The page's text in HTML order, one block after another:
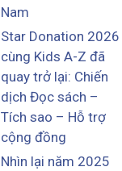
Nam
Star Donation 2026
cùng Kids A-Z đã
quay trở lại: Chiến
dịch Đọc sách –
Tích sao – Hỗ trợ
cộng đồng
Nhìn lại năm 2025